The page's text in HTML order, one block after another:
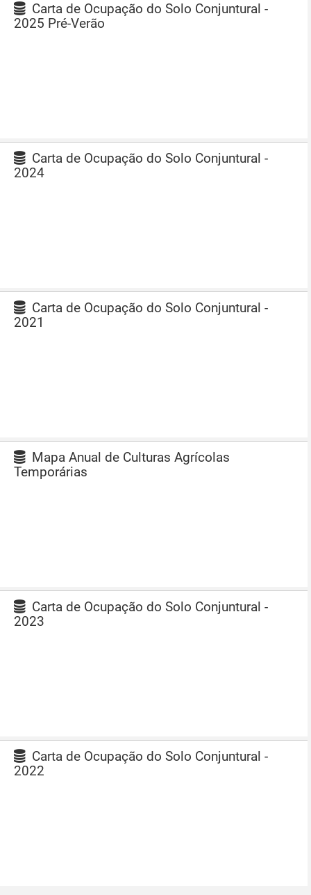
Carta de Ocupação do Solo Conjuntural -
2025 Pré-Verão
Carta de Ocupação do Solo Conjuntural -
2024
Carta de Ocupação do Solo Conjuntural -
2021
Mapa Anual de Culturas Agrícolas
Temporárias
Carta de Ocupação do Solo Conjuntural -
2023
Carta de Ocupação do Solo Conjuntural -
2022